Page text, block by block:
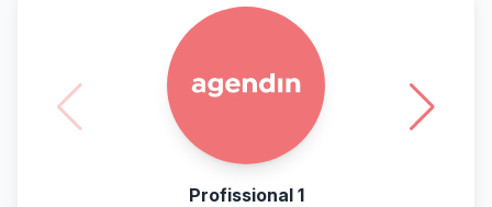
Profissional 1